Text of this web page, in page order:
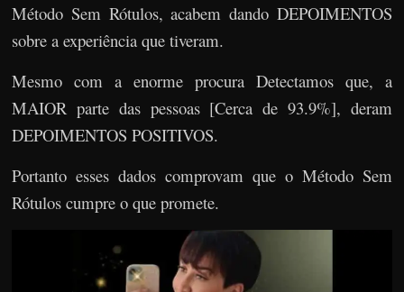
Método Sem Rótulos, acabem dando DEPOIMENTOS
sobre a experiência que tiveram.
Mesmo com a enorme procura Detectamos que, a
MAIOR parte das pessoas [Cerca de 93.9%], deram
DEPOIMENTOS POSITIVOS.
Portanto esses dados comprovam que o Método Sem
Rótulos cumpre o que promete.